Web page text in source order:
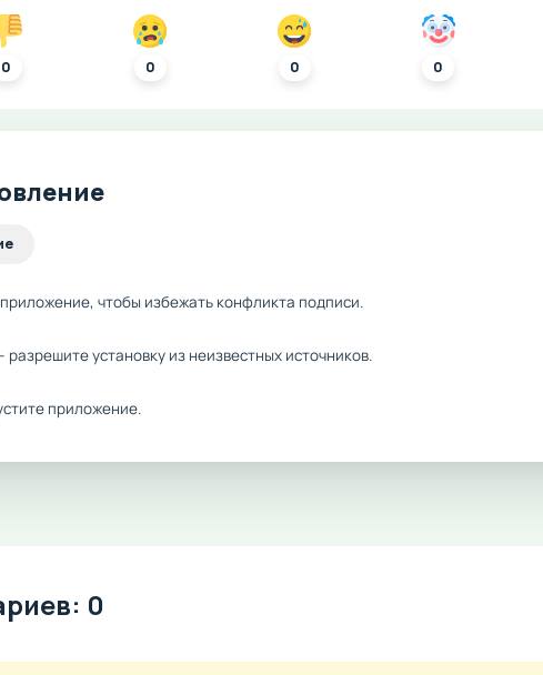
0 0 0 0
чтобы избежать конфликта подписи.
установку из неизвестных источников.
приложение.
0